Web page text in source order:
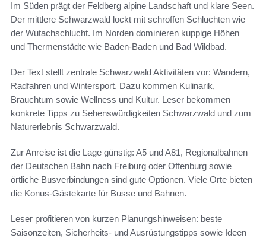
Im Süden prägt der Feldberg alpine Landschaft und klare Seen.
Der mittlere Schwarzwald lockt mit schroffen Schluchten wie
der Wutachschlucht. Im Norden dominieren kuppige Höhen
und Thermenstädte wie Baden-Baden und Bad Wildbad.
Der Text stellt zentrale Schwarzwald Aktivitäten vor: Wandern,
Radfahren und Wintersport. Dazu kommen Kulinarik,
Brauchtum sowie Wellness und Kultur. Leser bekommen
konkrete Tipps zu Sehenswürdigkeiten Schwarzwald und zum
Naturerlebnis Schwarzwald.
Zur Anreise ist die Lage günstig: A5 und A81, Regionalbahnen
der Deutschen Bahn nach Freiburg oder Offenburg sowie
örtliche Busverbindungen sind gute Optionen. Viele Orte bieten
die Konus-Gästekarte für Busse und Bahnen.
Leser profitieren von kurzen Planungshinweisen: beste
Saisonzeiten, Sicherheits- und Ausrüstungstipps sowie Ideen